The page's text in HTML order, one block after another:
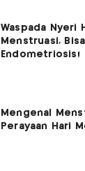
Waspada Nyeri
Menstruasi,
Endometriosis!
Mengenal
Perayaan Hari